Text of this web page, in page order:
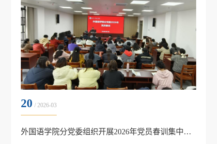
20 / 2026-03
外国语学院分党委组织开展2026年党员春训集中学习